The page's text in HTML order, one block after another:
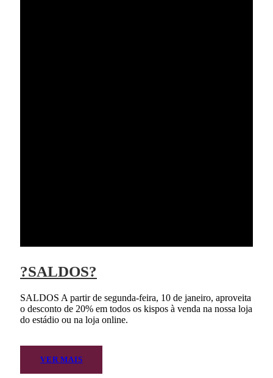
?SALDOS?
SALDOS A partir de segunda-feira, 10 de janeiro, aproveita
o desconto de 20% em todos os kispos à venda na nossa loja
do estádio ou na loja online.
VER MAIS